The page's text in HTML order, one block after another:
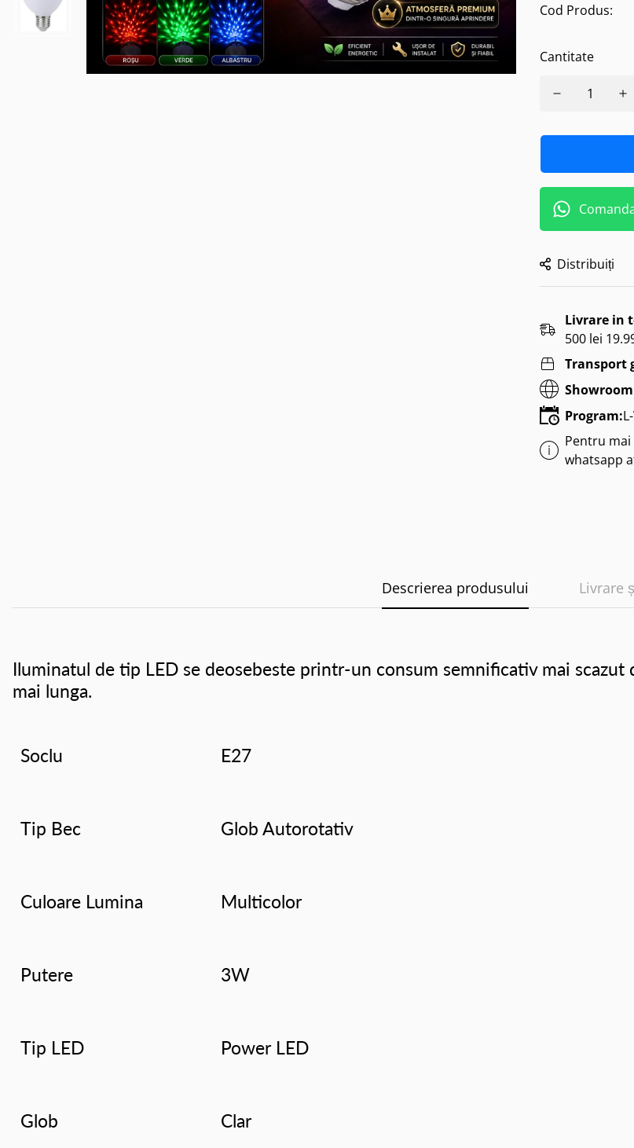
Cod Produs:
Cantitate
Distribuiți
Livrare in
500 lei
Transport
Program:
Pentru
whatsapp
Descrierea produsului Livrare
Iluminatul de tip LED se deosebeste printr-un consum semnificativ mai
mai lunga.
Soclu E27
Tip Bec Glob Autorotativ
Culoare Lumina Multicolor
Putere 3W
Tip LED Power LED
Glob Clar